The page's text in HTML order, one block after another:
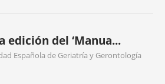
edición del ‘Manua...
Española de Geriatría y Gerontología